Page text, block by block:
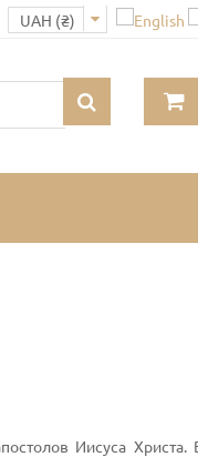
Иисуса Христа.